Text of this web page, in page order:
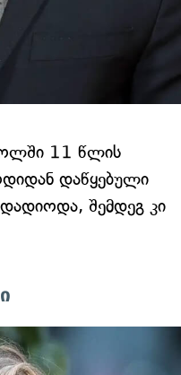
11 წლის
დაწყებული
შემდეგ კი